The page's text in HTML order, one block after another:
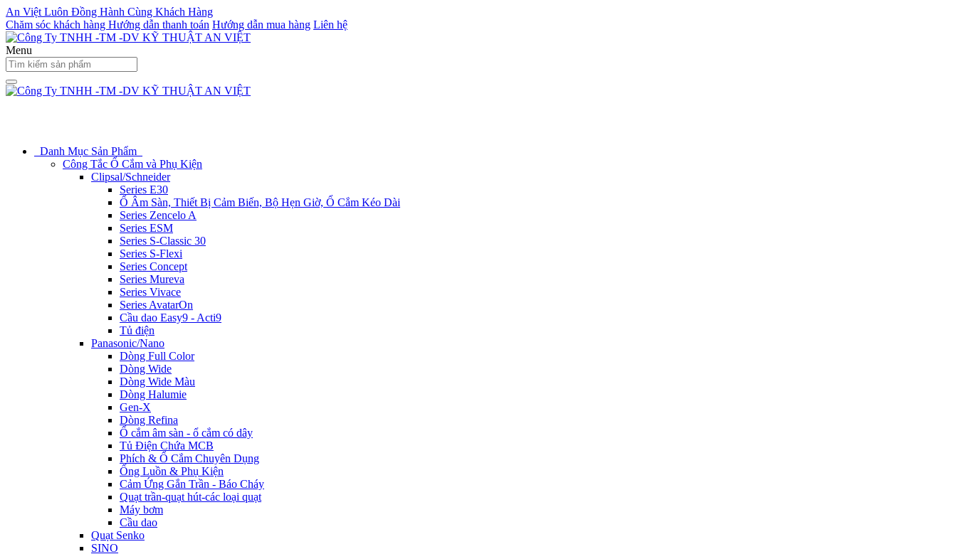
An Việt Luôn Đồng Hành Cùng Khách Hàng
Chăm sóc khách hàng Hướng dẫn thanh toán Hướng dẫn mua hàng Liên hệ
Menu
Danh Mục Sản Phẩm
Công Tắc Ổ Cắm và Phụ Kiện
Clipsal/Schneider
Series E30
Ổ Âm Sàn, Thiết Bị Cảm Biến, Bộ Hẹn Giờ, Ổ Cắm Kéo Dài
Series Zencelo A
Series ESM
Series S-Classic 30
Series S-Flexi
Series Concept
Series Mureva
Series Vivace
Series AvatarOn
Cầu dao Easy9 - Acti9
Tủ điện
Panasonic/Nano
Dòng Full Color
Dòng Wide
Dòng Wide Màu
Dòng Halumie
Gen-X
Dòng Refina
Ổ cắm âm sàn - ổ cắm có dây
Tủ Điện Chứa MCB
Phích & Ổ Cắm Chuyên Dụng
Ống Luồn & Phụ Kiện
Cảm Ứng Gắn Trần - Báo Cháy
Quạt trần-quạt hút-các loại quạt
Máy bơm
Cầu dao
Quạt Senko
SINO